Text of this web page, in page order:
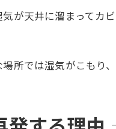
が天井に溜まってカビ
所では湿気がこもり